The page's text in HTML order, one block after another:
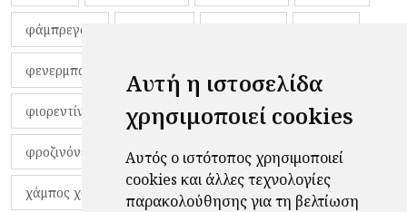
Αυτή η ιστοσελίδα
χρησιμοποιεί cookies
Αυτός ο ιστότοπος χρησιμοποιεί
cookies και άλλες τεχνολογίες
παρακολούθησης για τη βελτίωση
φάμπρεγας
φενερμπαχτσέ φερνάντο τόρες φίλαθλοι
φιορεντίνα φιρμίνο φρανκ ντε μπουρ
φροζινόνε φωκικός χαβίτο
χάμπος χαραλάμπους χάρι πότερ